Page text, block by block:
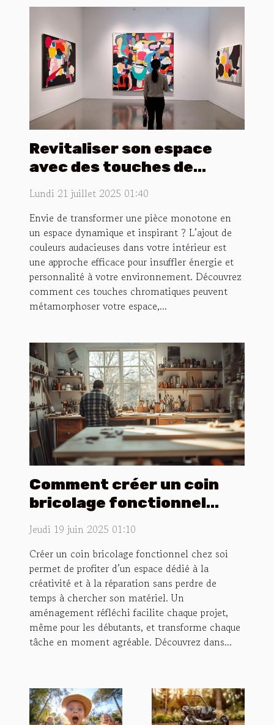
Revitaliser son espace
avec des touches de
Lundi 21 juillet 2025 01:40
Envie de transformer une pièce monotone en
un espace dynamique et inspirant ? L’ajout de
couleurs audacieuses dans votre intérieur est
une approche efficace pour insuffler énergie et
personnalité à votre environnement. Découvrez
comment ces touches chromatiques peuvent
métamorphoser votre espace,...
Comment créer un coin
bricolage fonctionnel
chez soi ?
Jeudi 19 juin 2025 01:10
Créer un coin bricolage fonctionnel chez soi
permet de profiter d’un espace dédié à la
créativité et à la réparation sans perdre de
temps à chercher son matériel. Un
aménagement réfléchi facilite chaque projet,
même pour les débutants, et transforme chaque
tâche en moment agréable. Découvrez dans...